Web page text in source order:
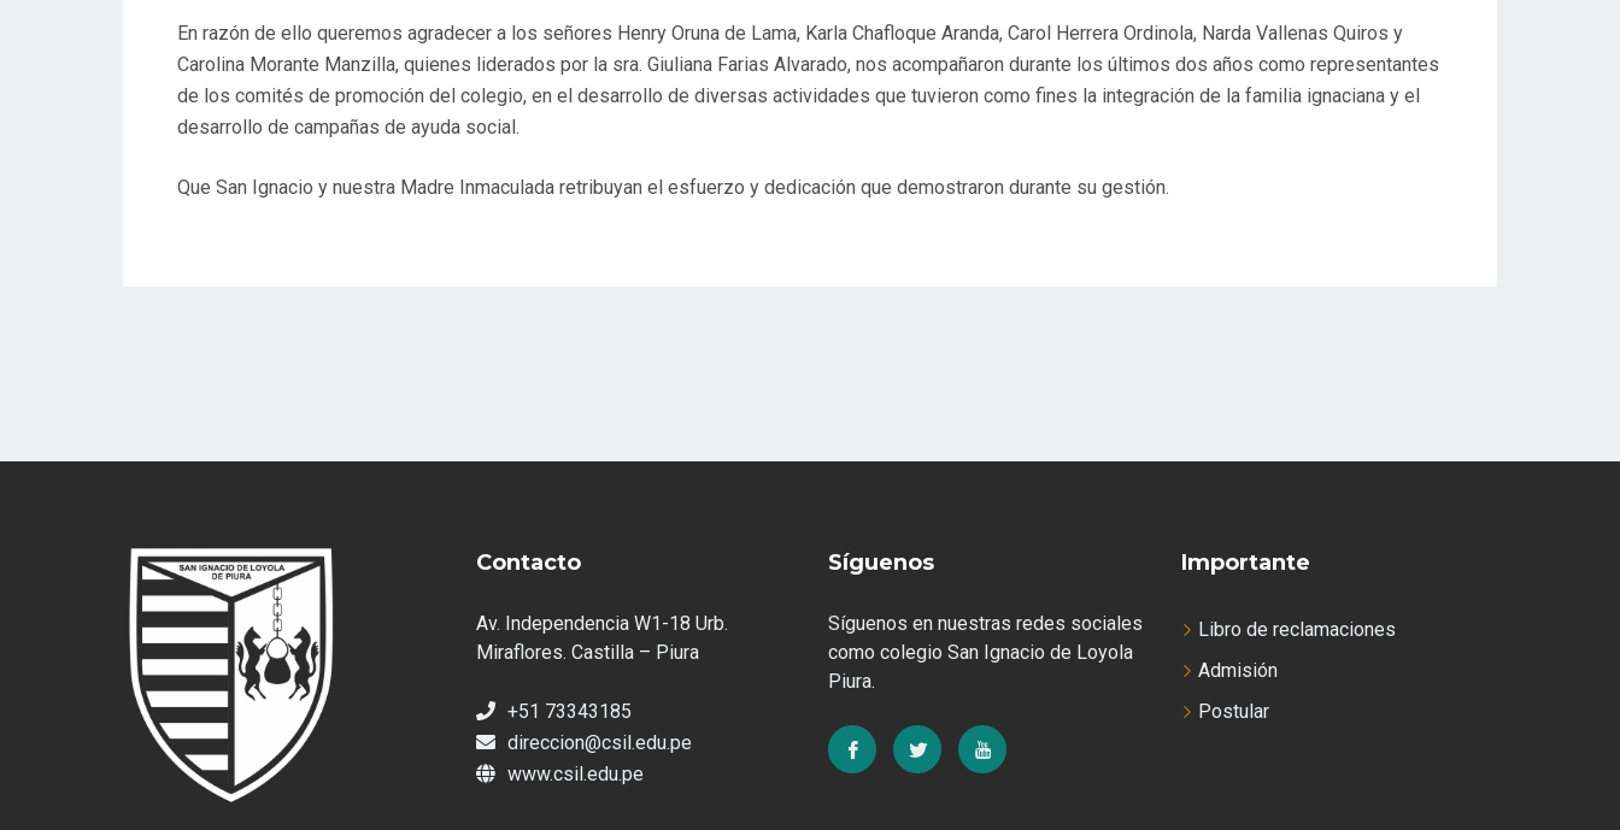
En razón de ello queremos agradecer a los señores Henry Oruna de Lama, Karla Chafloque Aranda, Carol Herrera Ordinola, Narda Vallenas Quiros y
Carolina Morante Manzilla, quienes liderados por la sra. Giuliana Farias Alvarado, nos acompañaron durante los últimos dos años como representantes
de los comités de promoción del colegio, en el desarrollo de diversas actividades que tuvieron como fines la integración de la familia ignaciana y el
desarrollo de campañas de ayuda social.
Que San Ignacio y nuestra Madre Inmaculada retribuyan el esfuerzo y dedicación que demostraron durante su gestión.
Contacto
Av. Independencia W1-18 Urb.
Miraflores. Castilla – Piura
+51 73343185
direccion@csil.edu.pe
www.csil.edu.pe
Síguenos
Síguenos en nuestras redes sociales
como colegio San Ignacio de Loyola
Piura.
Importante
Libro de reclamaciones
Admisión
Postular